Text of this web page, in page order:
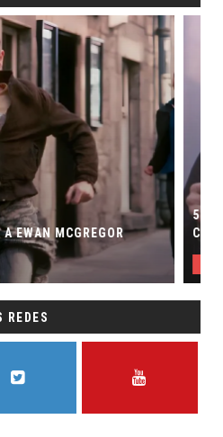
PAPELES DRAMÁTICOS DE
REDES